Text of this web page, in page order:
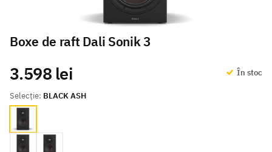
Boxe de raft Dali Sonik 3
În stoc
Selecție: BLACK ASH
BLACK ASH
White Natural Oak
3.598 lei